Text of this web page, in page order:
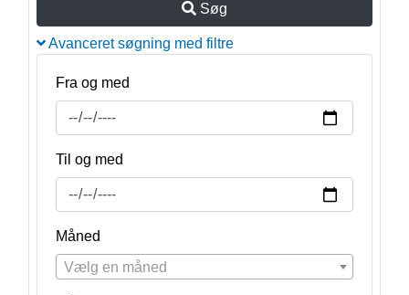
Søg
Avanceret søgning med filtre
Fra og med
Til og med
Måned
Vælg en måned